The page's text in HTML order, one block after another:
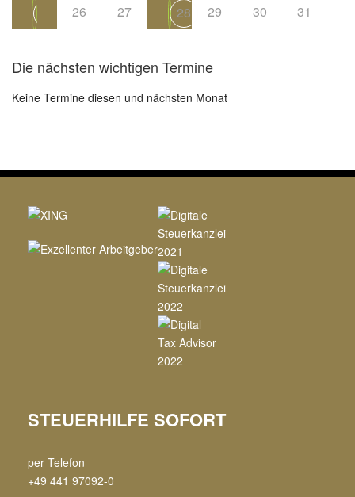
26 27 28 29 30 31
Die nächsten wichtigen Termine
Keine Termine diesen und nächsten Monat
STEUERHILFE SOFORT
per Telefon
+49 441 97092-0